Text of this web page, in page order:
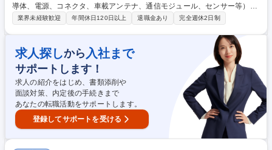
導体、電源、コネクタ、車載アンテナ、通信モジュール、センサー等）の
多様な製品について、品質保証・品質管理、生産技術、生産設備、生産管
たします。 【想定海外勤務地】フィリピン、中国、カンボジア ※海外赴
任・海外出張のタイミングについては、事業状況や担当製品、ご本人様の
スキルやご経験に応じて変わりますので、将来的に海外への挑戦が可能と
捉えていただければと存じます。 募集職種 No.801【汐留】オープンポジ
ション（海外赴任・海外出張希望者）
業界未経験歓迎 年間休日120日以上 退職金あり 完全週休2日制
求人探しから 入社まで
サポートします！
求人の紹介をはじめ、書類添削や
面談対策、内定後の手続きまで
あなたの転職活動をサポートします。
登録してサポートを受ける